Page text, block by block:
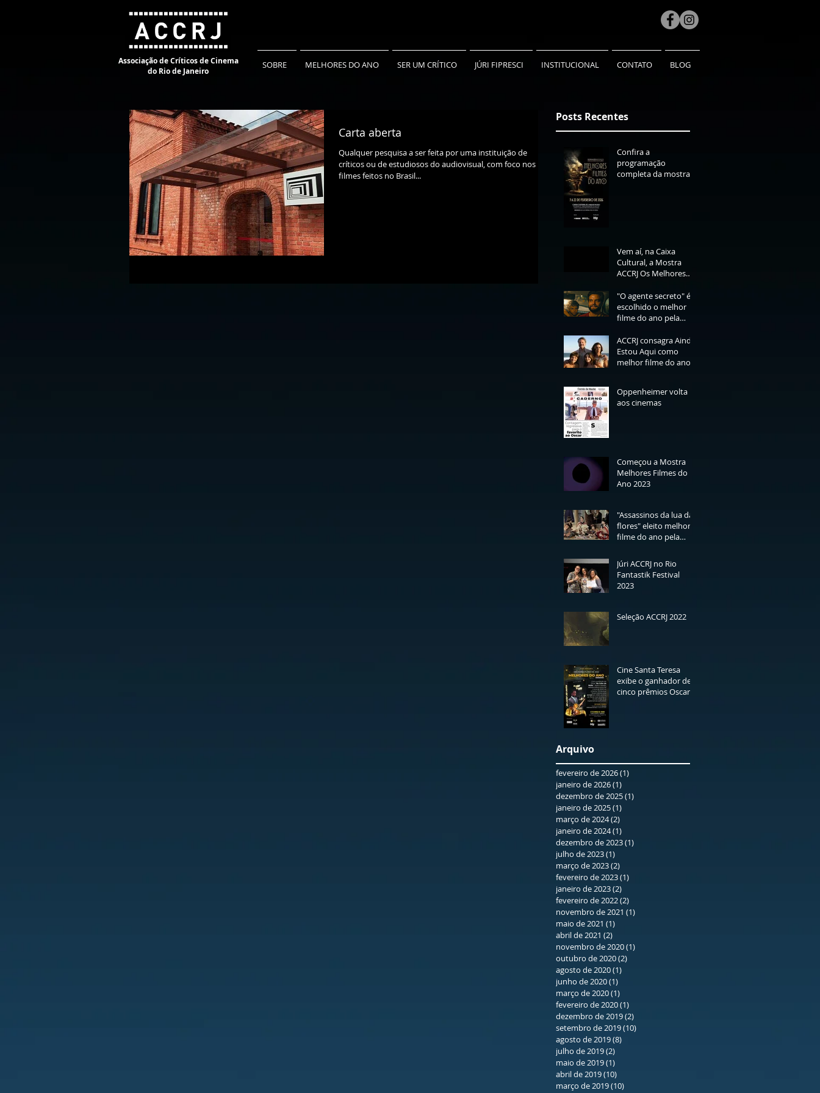
Associação de Críticos de Cinema
do Rio de Janeiro
SOBRE MELHORES DO ANO SER UM CRÍTICO JÚRI FIPRESCI INSTITUCIONAL CONTATO BLOG
Carta aberta
Qualquer pesquisa a ser feita por uma instituição de
críticos ou de estudiosos do audiovisual, com foco nos
filmes feitos no Brasil...
Posts Recentes
Confira a
programação
completa da mostra
Vem aí, na Caixa
Cultural, a Mostra
ACCRJ Os Melhores
2025
"O agente secreto" é
escolhido o melhor
filme do ano pela
ACCRJ consagra Ainda
Estou Aqui como
melhor filme do ano
Oppenheimer volta
aos cinemas
Começou a Mostra
Melhores Filmes do
Ano 2023
"Assassinos da lua das
flores" eleito melhor
filme do ano pela
Júri ACCRJ no Rio
Fantastik Festival
2023
Seleção ACCRJ 2022
Cine Santa Teresa
exibe o ganhador de
cinco prêmios Oscar
Arquivo
fevereiro de 2026(1)
janeiro de 2026(1)
dezembro de 2025(1)
janeiro de 2025(1)
março de 2024(2)
janeiro de 2024(1)
dezembro de 2023(1)
julho de 2023(1)
março de 2023(2)
fevereiro de 2023(1)
janeiro de 2023(2)
fevereiro de 2022(2)
novembro de 2021 (1)
maio de 2021 (1)
abril de 2021 (2)
novembro de 2020(1)
outubro de 2020(2)
agosto de 2020(1)
junho de 2020(1)
março de 2020(1)
fevereiro de 2020(1)
dezembro de 2019(2)
setembro de 2019(10)
agosto de 2019(8)
julho de 2019(2)
maio de 2019(1)
abril de 2019(10)
março de 2019(10)